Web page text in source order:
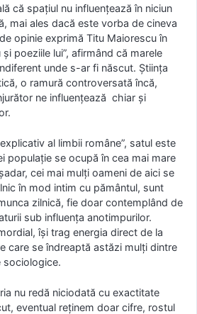
că spațiul nu influențează în niciun
mai ales dacă este vorba de cineva
opinie exprimă Titu Maiorescu în
poeziile lui”, afirmând că marele
unde s-ar fi născut. Știința
o ramură controversată încă,
ne influențează chiar și
al limbii române”, satul este
populație se ocupă în cea mai mare
cei mai mulți oameni de aici se
în mod intim cu pământul, sunt
zilnică, fie doar contemplând de
sub influența anotimpurilor.
își trag energia direct de la
care se îndreaptă astăzi mulți dintre
sociologice.
nu redă niciodată cu exactitate
eventual reținem doar cifre, rostul